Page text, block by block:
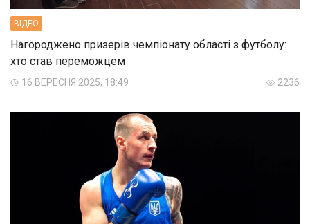
ВIДЕО
Нагороджено призерів чемпіонату області з футболу:
хто став переможцем
16 ВЕРЕСНЯ 2025, 18:49 2236